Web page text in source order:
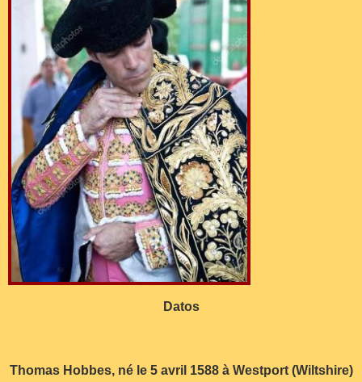
Datos
Thomas Hobbes, né le 5 avril 1588 à Westport (Wiltshire)